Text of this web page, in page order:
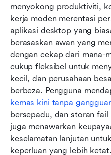
menyokong produktiviti,
kerja moden merentasi
aplikasi desktop yang
berasaskan awan yang
dengan cekap dari mana-
cukup fleksibel untuk
kecil, dan perusahaan
kemas kini tanpa
bersepadu, dan storan
juga menawarkan
keselamatan lanjutan
keperluan yang lebih